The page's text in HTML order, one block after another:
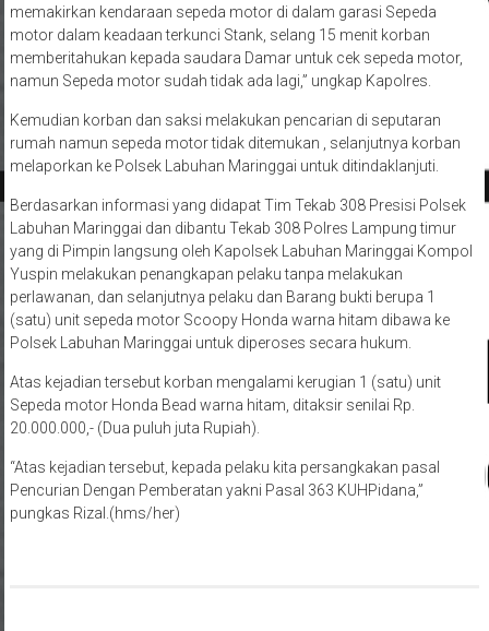
memakirkan kendaraan sepeda motor di dalam garasi Sepeda
motor dalam keadaan terkunci Stank, selang 15 menit korban
memberitahukan kepada saudara Damar untuk cek sepeda motor,
namun Sepeda motor sudah tidak ada lagi,” ungkap Kapolres.
Kemudian korban dan saksi melakukan pencarian di seputaran
rumah namun sepeda motor tidak ditemukan , selanjutnya korban
melaporkan ke Polsek Labuhan Maringgai untuk ditindaklanjuti.
Berdasarkan informasi yang didapat Tim Tekab 308 Presisi Polsek
Labuhan Maringgai dan dibantu Tekab 308 Polres Lampung timur
yang di Pimpin langsung oleh Kapolsek Labuhan Maringgai Kompol
Yuspin melakukan penangkapan pelaku tanpa melakukan
perlawanan, dan selanjutnya pelaku dan Barang bukti berupa 1
(satu) unit sepeda motor Scoopy Honda warna hitam dibawa ke
Polsek Labuhan Maringgai untuk diperoses secara hukum.
Atas kejadian tersebut korban mengalami kerugian 1 (satu) unit
Sepeda motor Honda Bead warna hitam, ditaksir senilai Rp.
20.000.000,- (Dua puluh juta Rupiah).
“Atas kejadian tersebut, kepada pelaku kita persangkakan pasal
Pencurian Dengan Pemberatan yakni Pasal 363 KUHPidana,”
pungkas Rizal.(hms/her)